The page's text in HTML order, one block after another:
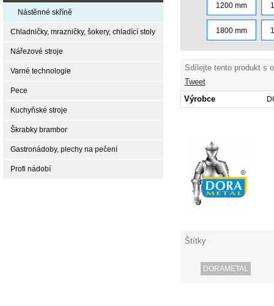
1200 mm
1800 mm
Sdílejte tento produkt s
Tweet
Výrobce
Štítky
DORAMETAL
Nástěnné skříně
Chladničky, mrazničky, šokery, chladící stoly
Nářezové stroje
Varné technologie
Pece
Kuchyňské stroje
Škrabky brambor
Gastronádoby, plechy na pečení
Profi nádobí